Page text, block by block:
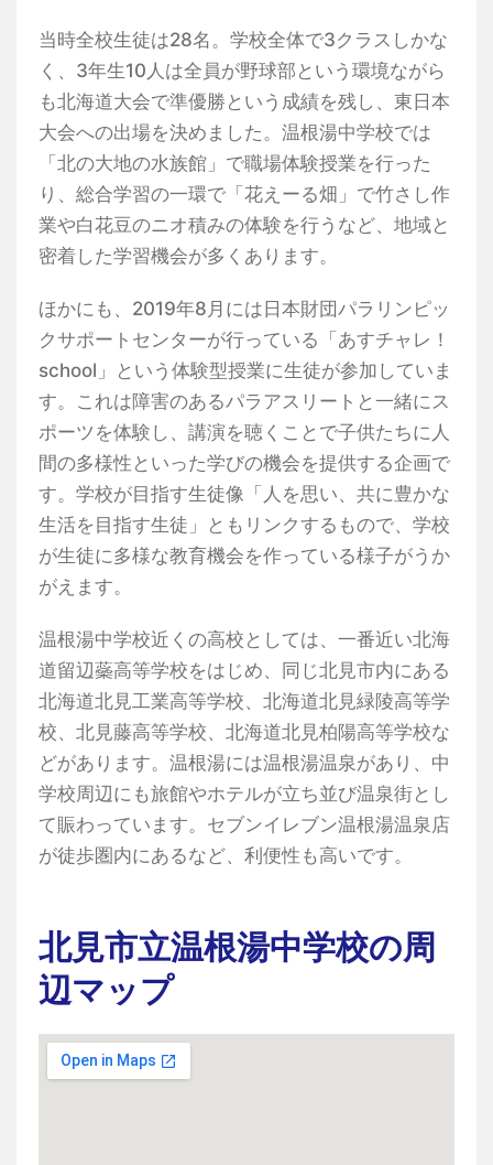
当時全校生徒は28名。学校全体で3クラスしかな
く、3年生10人は全員が野球部という環境ながら
も北海道大会で準優勝という成績を残し、東日本
大会への出場を決めました。温根湯中学校では
「北の大地の水族館」で職場体験授業を行った
り、総合学習の一環で「花えーる畑」で竹さし作
業や白花豆のニオ積みの体験を行うなど、地域と
密着した学習機会が多くあります。
ほかにも、2019年8月には日本財団パラリンピッ
クサポートセンターが行っている「あすチャレ！
school」という体験型授業に生徒が参加していま
す。これは障害のあるパラアスリートと一緒にス
ポーツを体験し、講演を聴くことで子供たちに人
間の多様性といった学びの機会を提供する企画で
す。学校が目指す生徒像「人を思い、共に豊かな
生活を目指す生徒」ともリンクするもので、学校
が生徒に多様な教育機会を作っている様子がうか
がえます。
温根湯中学校近くの高校としては、一番近い北海
道留辺蘂高等学校をはじめ、同じ北見市内にある
北海道北見工業高等学校、北海道北見緑陵高等学
校、北見藤高等学校、北海道北見柏陽高等学校な
どがあります。温根湯には温根湯温泉があり、中
学校周辺にも旅館やホテルが立ち並び温泉街とし
て賑わっています。セブンイレブン温根湯温泉店
が徒歩圏内にあるなど、利便性も高いです。
北見市立温根湯中学校の周
辺マップ